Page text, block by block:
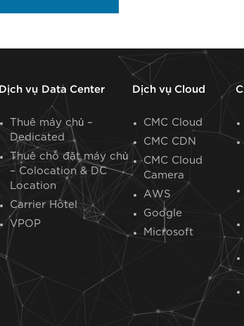
Dịch vụ Data Center
Thuê máy chủ –
Dedicated
Thuê chỗ đặt máy chủ
– Colocation & DC
Location
Carrier Hotel
VPOP
Dịch vụ Cloud
CMC Cloud
CMC CDN
CMC Cloud
Camera
AWS
Google
Microsoft